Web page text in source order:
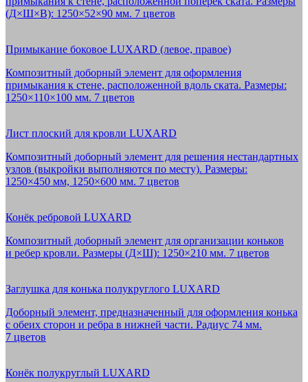
(Д×Ш×В): 1250×52×90 мм. 7 цветов
Примыкание боковое LUXARD (левое, правое)
Композитный доборный элемент для оформления
примыкания к стене, расположенной вдоль ската. Размеры:
1250×110×100 мм. 7 цветов
Лист плоский для кровли LUXARD
Композитный доборный элемент для решения нестандартных
узлов (выкройки выполняются по месту). Размеры:
1250×450 мм, 1250×600 мм. 7 цветов
Конёк ребровой LUXARD
Композитный доборный элемент для организации коньков
и ребер кровли. Размеры (Д×Ш): 1250×210 мм. 7 цветов
Заглушка для конька полукруглого LUXARD
Доборный элемент, предназначенный для оформления конька
с обеих сторон и ребра в нижней части. Радиус 74 мм.
7 цветов
Конёк полукруглый LUXARD